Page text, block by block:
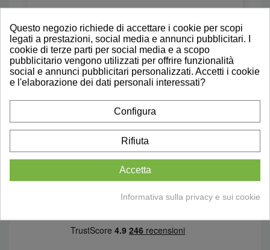
Per ordini di importo superiore a
57€
Prova a Domicilio
Testa gli ausili direttamente a casa
Recensioni Autentiche
Leggi le nostre Recensioni Su
Trustpilot
Questo negozio richiede di accettare i cookie per scopi
legati a prestazioni, social media e annunci pubblicitari. I
cookie di terze parti per social media e a scopo
pubblicitario vengono utilizzati per offrire funzionalità
social e annunci pubblicitari personalizzati. Accetti i cookie
e l'elaborazione dei dati personali interessati?
Configura
Rifiuta
Accetta
Informativa sulla privacy e sui cookie